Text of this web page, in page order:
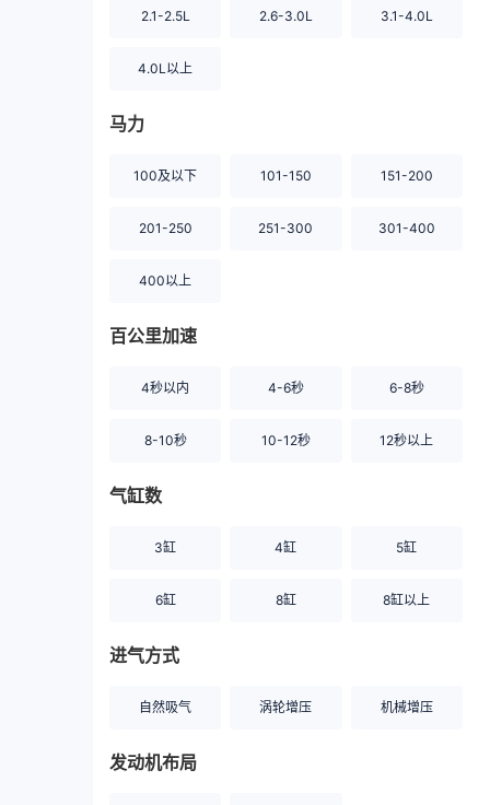
2.1-2.5L 2.6-3.0L 3.1-4.0L
4.0L以上
马力
100及以下 101-150 151-200
201-250 251-300 301-400
400以上
百公里加速
4秒以内 4-6秒 6-8秒
8-10秒 10-12秒 12秒以上
气缸数
3缸 4缸 5缸
6缸 8缸 8缸以上
进气方式
自然吸气 涡轮增压 机械增压
发动机布局